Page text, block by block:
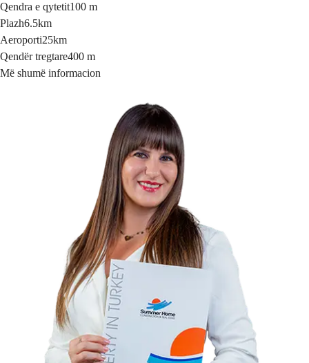
Qendra e qytetit100 m
Plazh6.5km
Aeroporti25km
Qendër tregtare400 m
Më shumë informacion